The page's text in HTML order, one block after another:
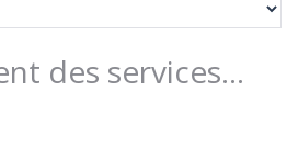
des services...